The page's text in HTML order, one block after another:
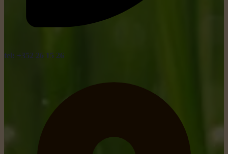
tel: +352 26 15 26